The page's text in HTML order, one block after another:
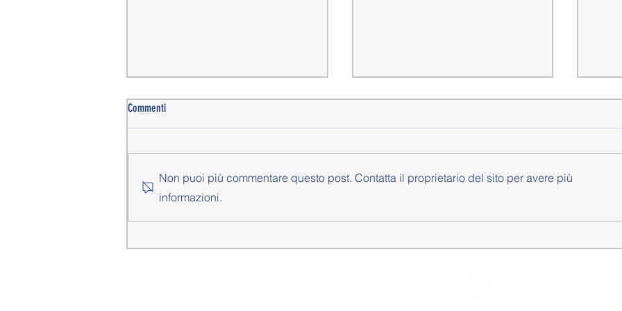
Commenti
Non puoi più commentare questo post. Contatta il proprietario del sito per avere più
informazioni.